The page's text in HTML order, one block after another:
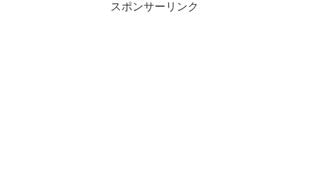
スポンサーリンク